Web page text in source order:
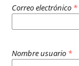
Correo electrónico *
Nombre usuario *